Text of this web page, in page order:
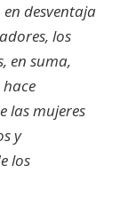
desventaja
los
en suma,
las mujeres
y
los